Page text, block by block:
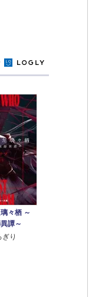
々栖 ～
譚～
り